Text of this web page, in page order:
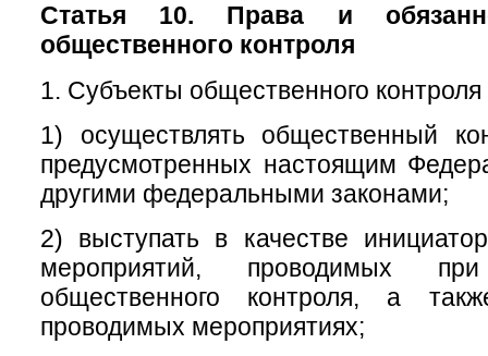
Статья 10. Права и
общественного контроля
1. Субъекты общественного контроля
1) осуществлять общественный
предусмотренных настоящим
другими федеральными законами;
2) выступать в качестве
мероприятий, проводимых при
общественного контроля, а
проводимых мероприятиях;